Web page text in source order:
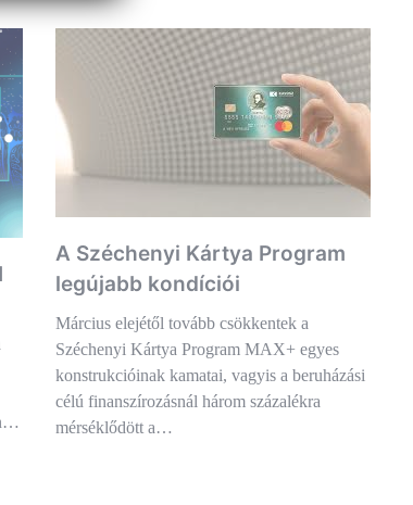
A Széchenyi Kártya Program
legújabb kondíciói
Március elejétől tovább csökkentek a
Széchenyi Kártya Program MAX+ egyes
konstrukcióinak kamatai, vagyis a beruházási
célú finanszírozásnál három százalékra
mérséklődött a…